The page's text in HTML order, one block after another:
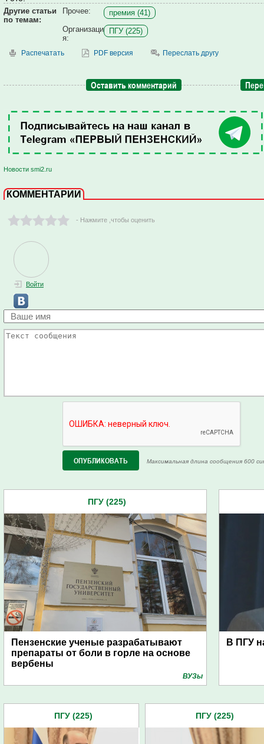
Другие статьи
по темам:
Прочее:
премия (41)
Организаци
я:
ПГУ (225)
Распечатать PDF версия Переслать другу
Оставить комментарий
Новости smi2.ru
КОММЕНТАРИИ
- Нажмите ,чтобы оценить
Войти
Максимальная длина сообщения 600
ПГУ (225)
Пензенские ученые разрабатывают
препараты от боли в горле на основе
вербены
ВУЗы
В ПГУ
ПГУ (225) ПГУ (225)